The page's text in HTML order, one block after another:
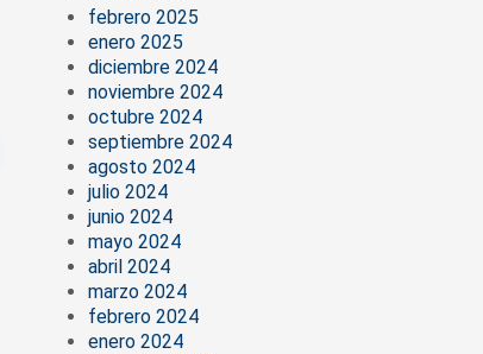
febrero 2025
enero 2025
diciembre 2024
noviembre 2024
octubre 2024
septiembre 2024
agosto 2024
julio 2024
junio 2024
mayo 2024
abril 2024
marzo 2024
febrero 2024
enero 2024